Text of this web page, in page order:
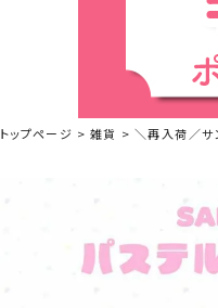
トップページ 雑貨 ＼再入荷／サ